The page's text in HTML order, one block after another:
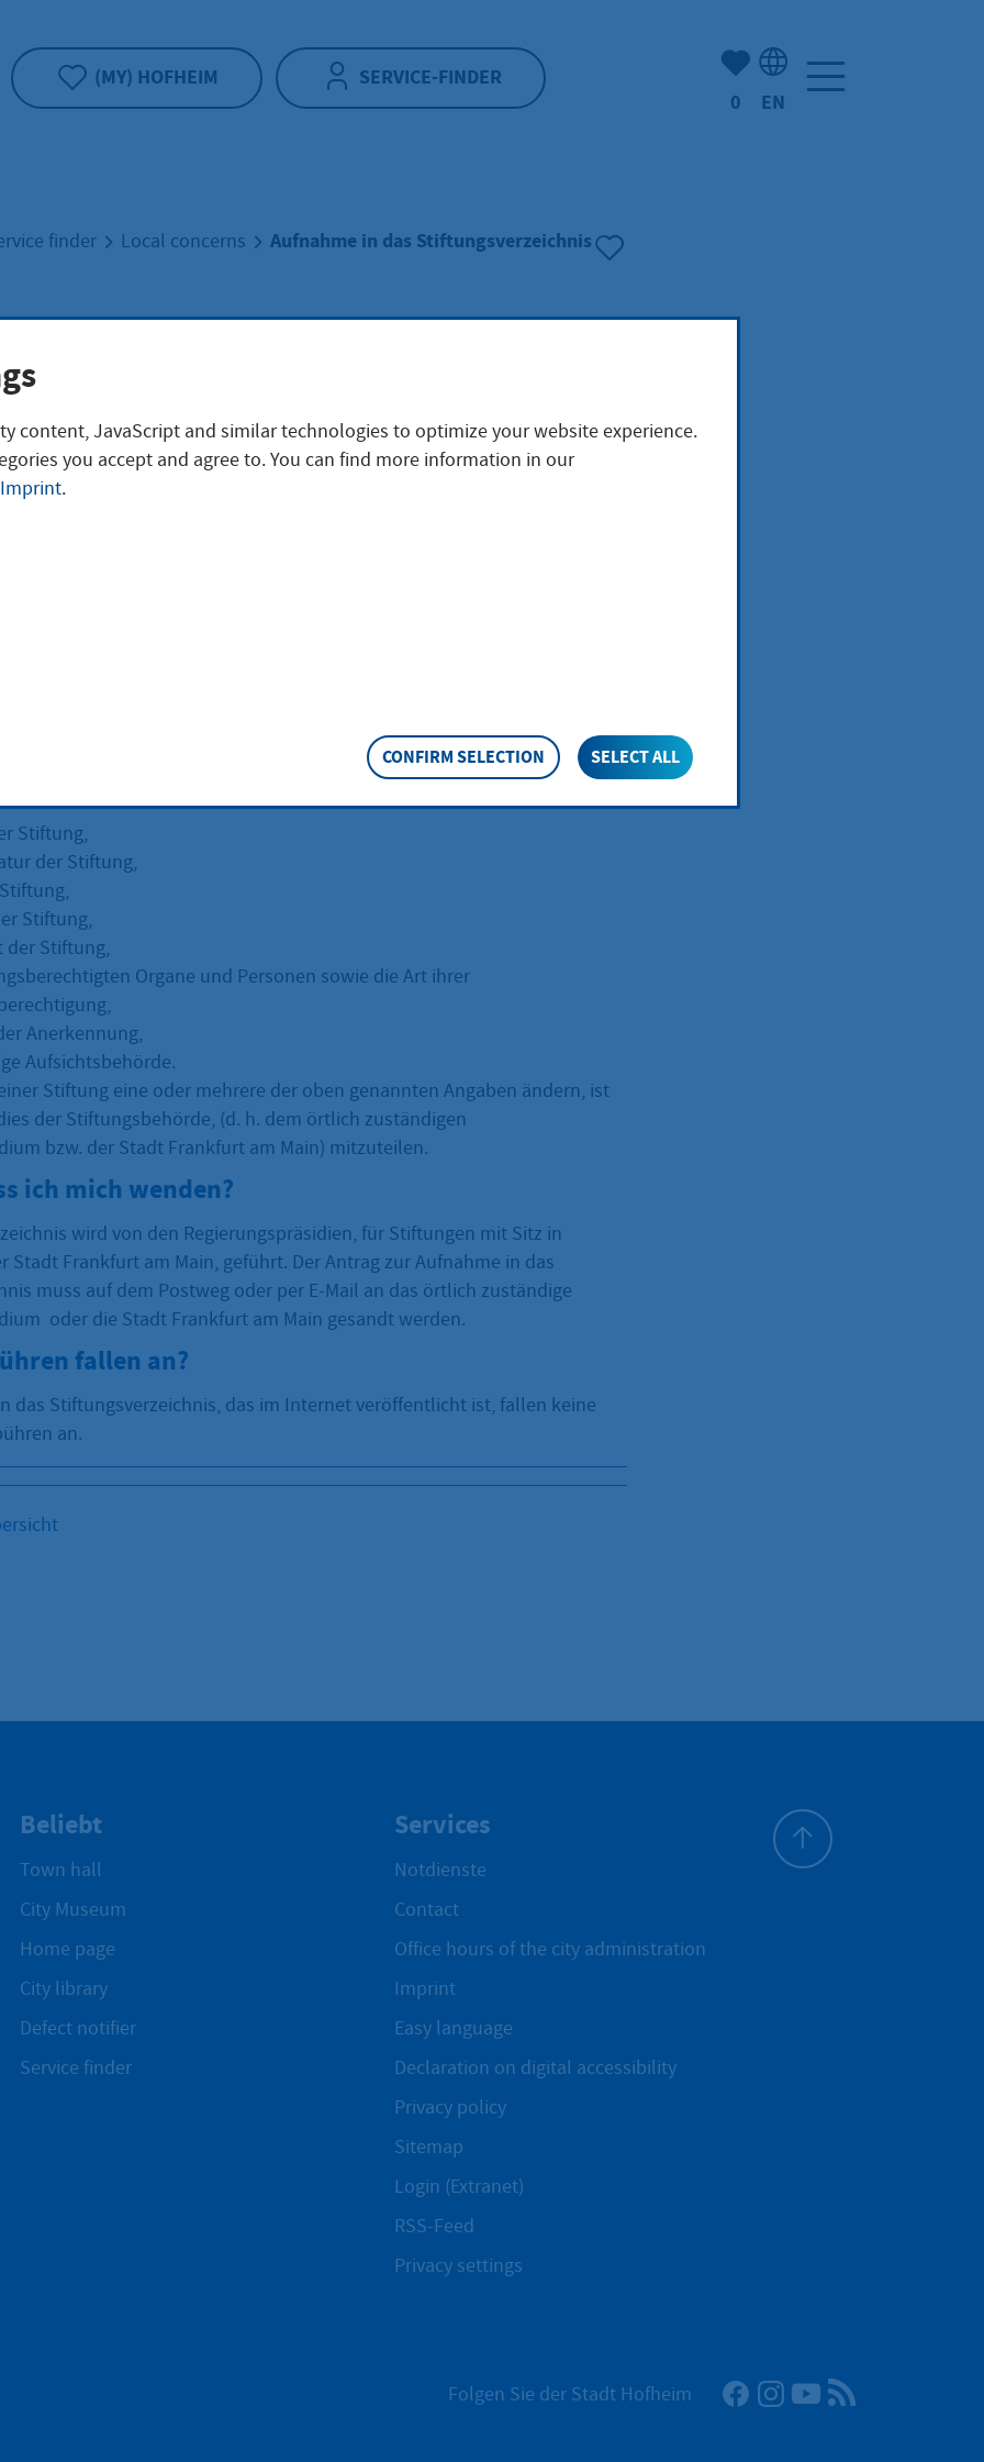
(MY) HOFHEIM SERVICE-FINDER
Number of bookmarked
0 EN
finder Local concerns Aufnahme in das Stiftungsverzeichnis
in das
und die Stadt Frankfurt am Main führen ein zentrales
über Stiftungsinformationen für rechtsfähige
aufgenommen werden.
Stiftung,
der Stiftung,
Stiftung,
der Stiftung,
Organe und Personen sowie die Art ihrer
Anerkennung,
Aufsichtsbehörde.
Stiftung eine oder mehrere der oben genannten Angaben ändern, ist
der Stiftungsbehörde, (d. h. dem örtlich zuständigen
bzw. der Stadt Frankfurt am Main) mitzuteilen.
ich mich wenden?
wird von den Regierungspräsidien, für Stiftungen mit Sitz in
Stadt Frankfurt am Main, geführt. Der Antrag zur Aufnahme in das
muss auf dem Postweg oder per E-Mail an das örtlich zuständige
oder die Stadt Frankfurt am Main gesandt werden.
fallen an?
das Stiftungsverzeichnis, das im Internet veröffentlicht ist, fallen keine
an.
Beliebt
Town hall
City Museum
Home page
City library
Defect notifier
Service finder
Services
Notdienste
Contact
Office hours of the city administration
Imprint
Easy language
Declaration on digital accessibility
Privacy policy
Sitemap
Login (Extranet)
RSS-Feed
Privacy settings
Folgen Sie der Stadt Hofheim Facebook
Instagram
YouTube
content, JavaScript and similar technologies to optimize your website experience.
you accept and agree to. You can find more information in our
Imprint.
CONFIRM SELECTION SELECT ALL